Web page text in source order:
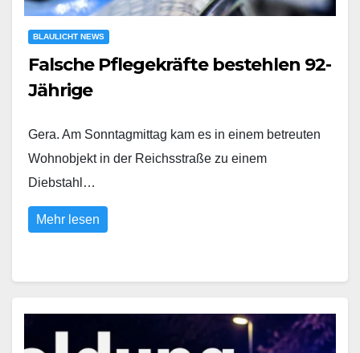
BLAULICHT NEWS
Falsche Pflegekräfte bestehlen 92-
Jährige
Gera. Am Sonntagmittag kam es in einem betreuten
Wohnobjekt in der Reichsstraße zu einem
Diebstahl…
Mehr lesen